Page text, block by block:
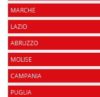
MARCHE
LAZIO
ABRUZZO
MOLISE
CAMPANIA
PUGLIA